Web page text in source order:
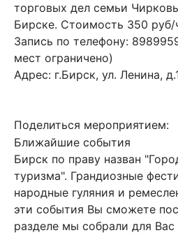
торговых дел семьи
Бирске. Стоимость 350 руб/
Запись по телефону:
мест ограничено)
Адрес: г.Бирск, ул. Ленина,
Поделиться мероприятием:
Ближайшие события
Бирск по праву назван
туризма". Грандиозные
народные гуляния и
эти события Вы сможете
разделе мы собрали для